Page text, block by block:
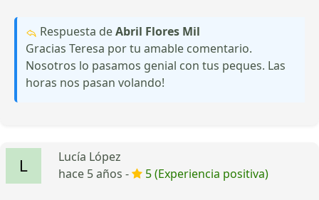
Respuesta deAbril Flores Mil
Gracias Teresa por tu amable comentario.
Nosotros lo pasamos genial con tus peques. Las
horas nos pasan volando!
Lucía López
hace 5 años -
5 (Experiencia positiva)